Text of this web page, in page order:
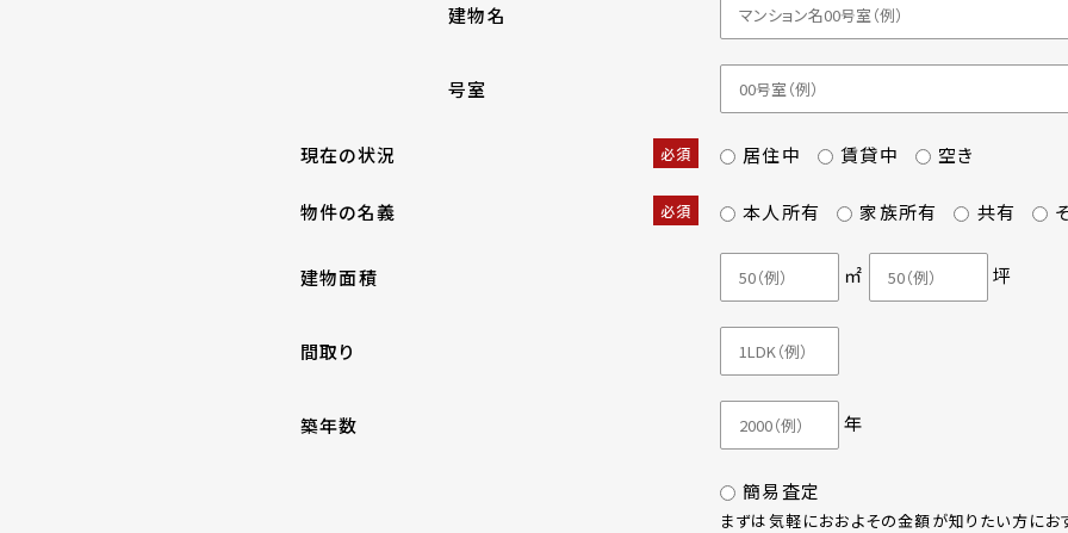
建物名
号室
現在の状況 必須 居住中 賃貸中 空き
物件の名義 必須 本人所有 家族所有 共有
建物面積 ㎡ 坪
間取り
築年数 年
簡易査定
まずは気軽におおよその金額が知りたい方に